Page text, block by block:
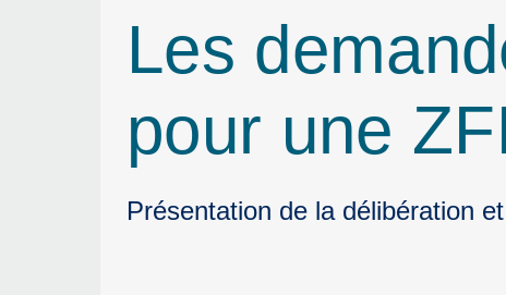
Les
pour une
Présentation de la délibération